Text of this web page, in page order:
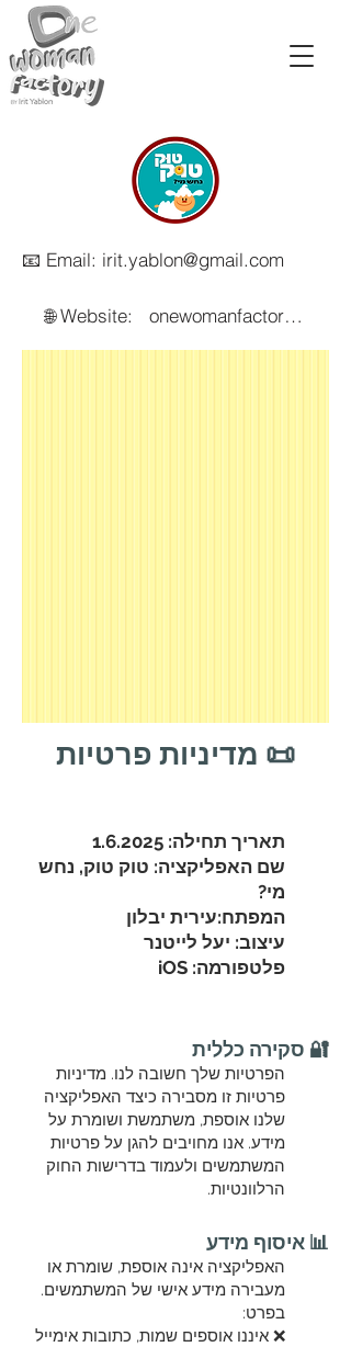
📧 Email: irit.yablon@gmail.com
🌐 Website: onewomanfactory.com
📜 מדיניות פרטיות
תאריך תחילה: 1.6.2025
שם האפליקציה: טוק טוק, נחש
מי?
המפתח:עירית יבלון
עיצוב: יעל לייטנר
פלטפורמה: iOS
🔐 סקירה כללית
הפרטיות שלך חשובה לנו. מדיניות
פרטיות זו מסבירה כיצד האפליקציה
שלנו אוספת, משתמשת ושומרת על
מידע. אנו מחויבים להגן על פרטיות
המשתמשים ולעמוד בדרישות החוק
הרלוונטיות.
📊 איסוף מידע
האפליקציה אינה אוספת, שומרת או
מעבירה מידע אישי של המשתמשים.
בפרט:
❌ איננו אוספים שמות, כתובות אימייל